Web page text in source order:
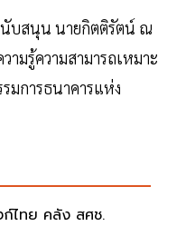
นับสนุน นายกิตติรัตน์ ณ
ามรู้ความสามารถเหมาะ
มการธนาคารแห่ง
ไทย คลัง สศช.